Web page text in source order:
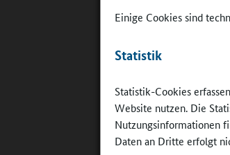
Einige Cookies sind
Statistik
Statistik-Cookies
Website nutzen. Die
Nutzungsinformationen
Daten an Dritte erfolgt